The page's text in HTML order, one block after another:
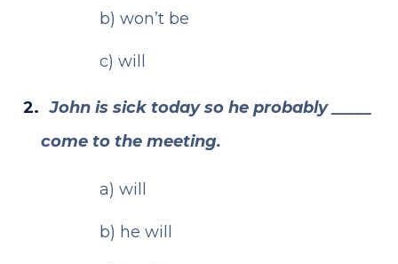
b) won’t be
c) will
John is sick today so he probably _____
come to the meeting.
a) will
b) he will